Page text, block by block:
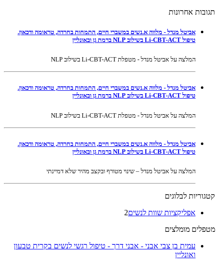
תגובות אחרונות
אביטל מנדל - מלווה א.נשים במשברי חיים, התמחות בחרדה, טראומה ודכאון.
טיפול Li-CBT-ACT בשילוב NLP ברמת גן ובאונליין
המלצה על אביטל מנדל - מטפלת Li-CBT-ACT בשילוב NLP
אביטל מנדל - מלווה א.נשים במשברי חיים, התמחות בחרדה, טראומה ודכאון.
טיפול Li-CBT-ACT בשילוב NLP ברמת גן ובאונליין
המלצה על אביטל מנדל - מטפלת Li-CBT-ACT בשילוב NLP
אביטל מנדל - מלווה א.נשים במשברי חיים, התמחות בחרדה, טראומה ודכאון.
טיפול Li-CBT-ACT בשילוב NLP ברמת גן ובאונליין
המלצה על אביטל מנדל – שינוי מטורף ובקצב מהיר שלא דמיינתי
קטגוריות לבלוגים
אפליקציות שוות לנשים2
מטפלים מומלצים
עמית בן צבי אבני - אבני דרך - טיפול רגשי לנשים בקרית טבעון
ואונליין